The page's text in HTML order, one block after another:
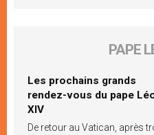
PAPE
Les prochains grands
rendez-vous du pape
XIV
De retour au Vatican, après